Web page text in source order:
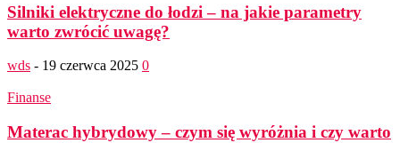
Silniki elektryczne do łodzi – na jakie parametry
warto zwrócić uwagę?
wds - 19 czerwca 2025 0
Finanse
Materac hybrydowy – czym się wyróżnia i czy warto